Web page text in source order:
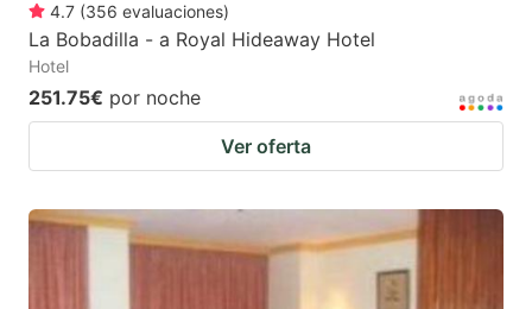
4.7 (356 evaluaciones)
La Bobadilla - a Royal Hideaway Hotel
Hotel
251.75€ por noche
Ver oferta